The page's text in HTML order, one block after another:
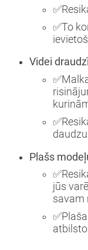
✅
✅To
Videi
✅
✅
Plašs
✅
jūs
savam
✅